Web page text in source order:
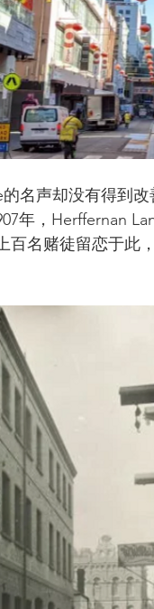
名声却没有得到
年，Herffernan
百名赌徒留恋于此